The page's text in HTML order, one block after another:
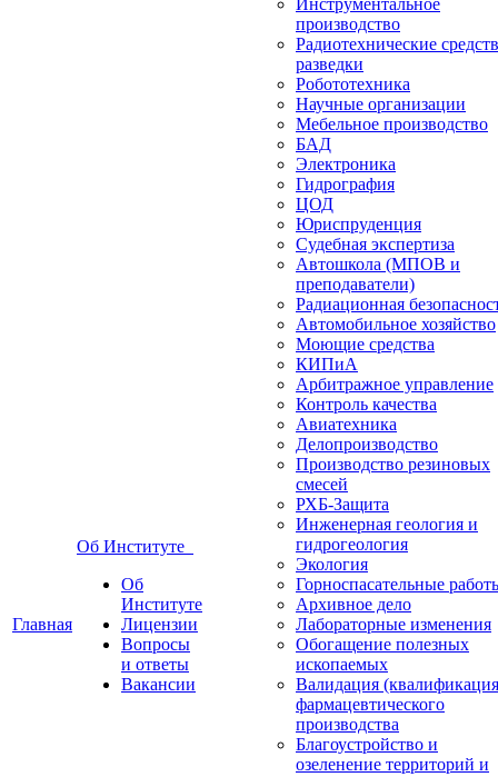
Главная
Об Институте
Об
Институте
Лицензии
Вопросы
и ответы
Вакансии
Инструментальное
производство
Радиотехнические
разведки
Робототехника
Научные организации
Мебельное производство
БАД
Электроника
Гидрография
ЦОД
Юриспруденция
Судебная экспертиза
Автошкола (МПОВ и
преподаватели)
Радиационная
Автомобильное хозяйство
Моющие средства
КИПиА
Арбитражное управление
Контроль качества
Авиатехника
Делопроизводство
Производство резиновых
смесей
РХБ-Защита
Инженерная геология и
гидрогеология
Экология
Горноспасательные
Архивное дело
Лабораторные изменения
Обогащение полезных
ископаемых
Валидация
фармацевтического
производства
Благоустройство и
озеленение территорий и